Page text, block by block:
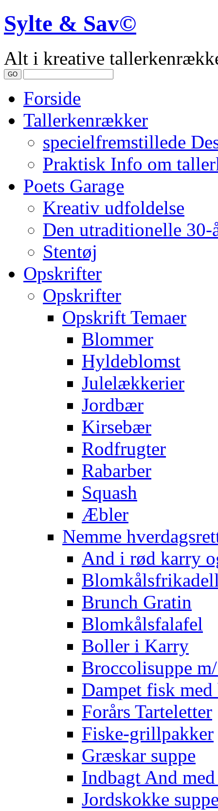
Sylte & Sav©
Alt i kreative
Forside
Tallerkenrækker
specielfremstillede
Praktisk Info om
Poets Garage
Kreativ udfoldelse
Den utraditionelle
Stentøj
Opskrifter
Opskrifter
Opskrift Temaer
Blommer
Hyldeblomst
Julelækkerier
Jordbær
Kirsebær
Rodfrugter
Rabarber
Squash
Æbler
Nemme
And i rød karry
Brunch Gratin
Blomkålsfalafel
Boller i Karry
Broccolisuppe
Dampet fisk
Forårs Tarteletter
Fiske-grillpakker
Græskar suppe
Indbagt And
Jordskokke